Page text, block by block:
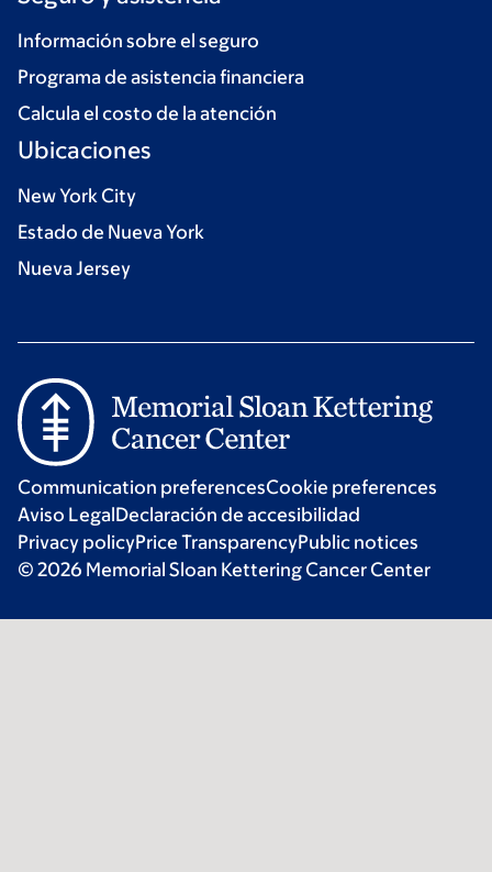
Información sobre el seguro
Programa de asistencia financiera
Calcula el costo de la atención
Ubicaciones
New York City
Estado de Nueva York
Nueva Jersey
Communication preferencesCookie preferences
Aviso LegalDeclaración de accesibilidad
Privacy policyPrice TransparencyPublic notices
© 2026 Memorial Sloan Kettering Cancer Center